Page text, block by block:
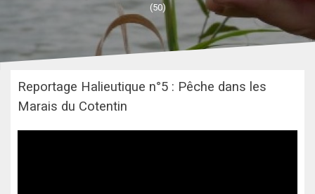
(50)
Reportage Halieutique n°5 : Pêche dans les
Marais du Cotentin